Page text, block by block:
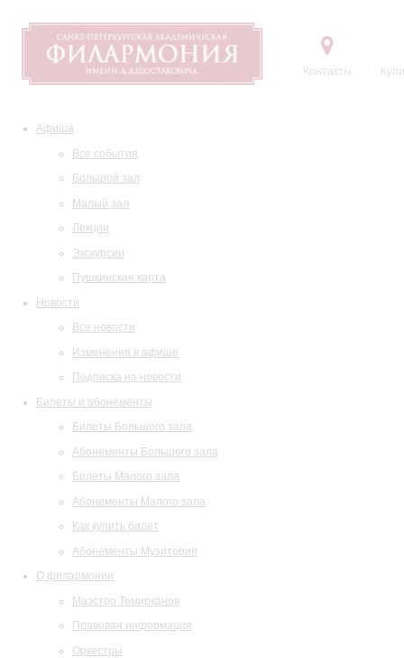
Контакты
Афиша
Все события
Большой зал
Малый зал
Лекции
Экскурсии
Пушкинская карта
Новости
Все новости
Изменения в афише
Подписка на новости
Билеты и абонементы
Билеты Большого зала
Абонементы Большого зала
Билеты Малого зала
Абонементы Малого зала
Как купить билет
Абонементы Музитория
О филармонии
Маэстро Темирканов
Правовая информация
Оркестры